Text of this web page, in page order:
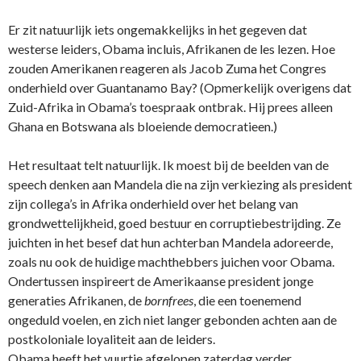
Er zit natuurlijk iets ongemakkelijks in het gegeven dat
westerse leiders, Obama incluis, Afrikanen de les lezen. Hoe
zouden Amerikanen reageren als Jacob Zuma het Congres
onderhield over Guantanamo Bay? (Opmerkelijk overigens dat
Zuid-Afrika in Obama’s toespraak ontbrak. Hij prees alleen
Ghana en Botswana als bloeiende democratieen.)
Het resultaat telt natuurlijk. Ik moest bij de beelden van de
speech denken aan Mandela die na zijn verkiezing als president
zijn collega’s in Afrika onderhield over het belang van
grondwettelijkheid, goed bestuur en corruptiebestrijding. Ze
juichten in het besef dat hun achterban Mandela adoreerde,
zoals nu ook de huidige machthebbers juichen voor Obama.
Ondertussen inspireert de Amerikaanse president jonge
generaties Afrikanen, debornfrees, die een toenemend
ongeduld voelen, en zich niet langer gebonden achten aan de
postkoloniale loyaliteit aan de leiders.